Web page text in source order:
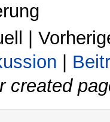
|
created